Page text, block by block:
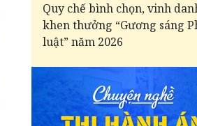
Quy chế bình chọn, vinh
khen thưởng “Gương sáng
luật” năm 2026